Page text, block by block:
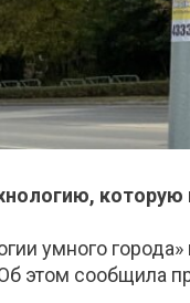
которую
умного
этом сообщила